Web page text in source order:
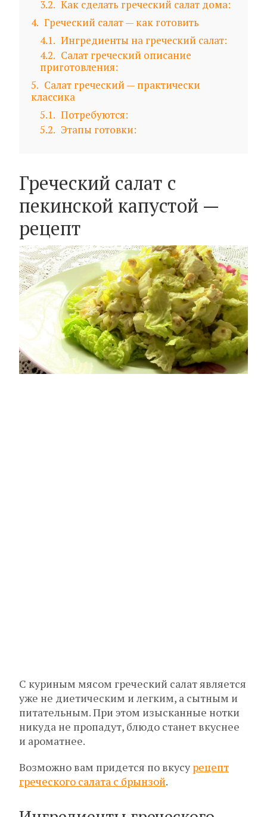
3.2
Как сделать греческий салат дома:
4 Греческий салат — как готовить
4.1
Ингредиенты на греческий салат:
4.2
Салат греческий описание
приготовления:
5
Салат греческий — практически
классика
5.1
Потребуются:
5.2
Этапы готовки:
Греческий салат с
пекинской капустой —
рецепт
С куриным мясом греческий салат является
уже не диетическим и легким, а сытным и
питательным. При этом изысканные нотки
никуда не пропадут, блюдо станет вкуснее
и ароматнее.
Возможно вам придется по вкусурецепт
греческого салата с брынзой.